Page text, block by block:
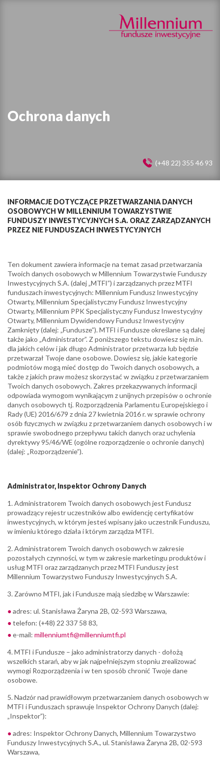
Ochrona danych
(+48 22) 355 46 93
INFORMACJE DOTYCZĄCE PRZETWARZANIA DANYCH
OSOBOWYCH W MILLENNIUM TOWARZYSTWIE
FUNDUSZY INWESTYCYJNYCH S.A. ORAZ ZARZĄDZANYCH
PRZEZ NIE FUNDUSZACH INWESTYCYJNYCH
Ten dokument zawiera informacje na temat zasad przetwarzania
Twoich danych osobowych w Millennium Towarzystwie Funduszy
Inwestycyjnych S.A. (dalej „MTFI”) i zarządzanych przez MTFI
funduszach inwestycyjnych: Millennium Fundusz Inwestycyjny
Otwarty, Millennium Specjalistyczny Fundusz Inwestycyjny
Otwarty, Millennium PPK Specjalistyczny Fundusz Inwestycyjny
Otwarty, Millennium Dywidendowy Fundusz Inwestycyjny
Zamknięty (dalej: „Fundusze”). MTFI i Fundusze określane są dalej
także jako „Administrator”. Z poniższego tekstu dowiesz się m.in.
dla jakich celów i jak długo Administrator przetwarza lub będzie
przetwarzał Twoje dane osobowe. Dowiesz się, jakie kategorie
podmiotów mogą mieć dostęp do Twoich danych osobowych, a
także z jakich praw możesz skorzystać w związku z przetwarzaniem
Twoich danych osobowych. Zakres przekazywanych informacji
odpowiada wymogom wynikającym z unijnych przepisów o ochronie
danych osobowych tj. Rozporządzenia Parlamentu Europejskiego i
Rady (UE) 2016/679 z dnia 27 kwietnia 2016 r. w sprawie ochrony
osób fizycznych w związku z przetwarzaniem danych osobowych i w
sprawie swobodnego przepływu takich danych oraz uchylenia
dyrektywy 95/46/WE (ogólne rozporządzenie o ochronie danych)
(dalej: „Rozporządzenie”).
Administrator, Inspektor Ochrony Danych
1. Administratorem Twoich danych osobowych jest Fundusz
prowadzący rejestr uczestników albo ewidencję certyfikatów
inwestycyjnych, w którym jesteś wpisany jako uczestnik Funduszu,
w imieniu którego działa i którym zarządza MTFI.
2. Administratorem Twoich danych osobowych w zakresie
pozostałych czynności, w tym w zakresie marketingu produktów i
usług MTFI oraz zarządzanych przez MTFI Funduszy jest
Millennium Towarzystwo Funduszy Inwestycyjnych S.A.
3. Zarówno MTFI, jak i Fundusze mają siedzibę w Warszawie:
adres: ul. Stanisława Żaryna 2B, 02-593 Warszawa,
telefon: (+48) 22 337 58 83,
e-mail: millenniumtfi@millenniumtfi.pl
4. MTFI i Fundusze – jako administratorzy danych - dołożą
wszelkich starań, aby w jak najpełniejszym stopniu zrealizować
wymogi Rozporządzenia i w ten sposób chronić Twoje dane
osobowe.
5. Nadzór nad prawidłowym przetwarzaniem danych osobowych w
MTFI i Funduszach sprawuje Inspektor Ochrony Danych (dalej:
„Inspektor”):
adres: Inspektor Ochrony Danych, Millennium Towarzystwo
Funduszy Inwestycyjnych S.A., ul. Stanisława Żaryna 2B, 02-593
Warszawa,